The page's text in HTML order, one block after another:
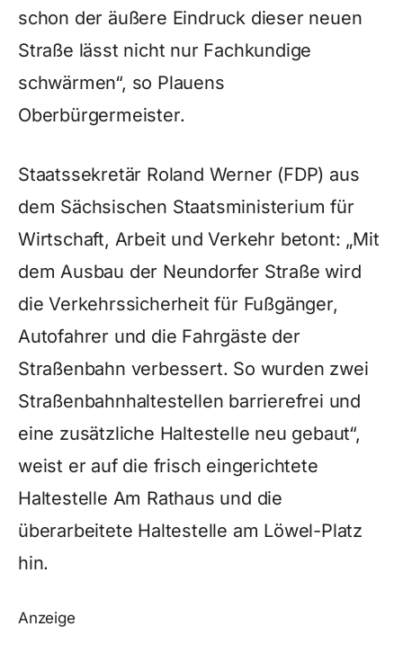
schon der äußere Eindruck dieser neuen
Straße lässt nicht nur Fachkundige
schwärmen“, so Plauens
Oberbürgermeister.
Staatssekretär Roland Werner (FDP) aus
dem Sächsischen Staatsministerium für
Wirtschaft, Arbeit und Verkehr betont: „Mit
dem Ausbau der Neundorfer Straße wird
die Verkehrssicherheit für Fußgänger,
Autofahrer und die Fahrgäste der
Straßenbahn verbessert. So wurden zwei
Straßenbahnhaltestellen barrierefrei und
eine zusätzliche Haltestelle neu gebaut“,
weist er auf die frisch eingerichtete
Haltestelle Am Rathaus und die
überarbeitete Haltestelle am Löwel-Platz
hin.
Anzeige